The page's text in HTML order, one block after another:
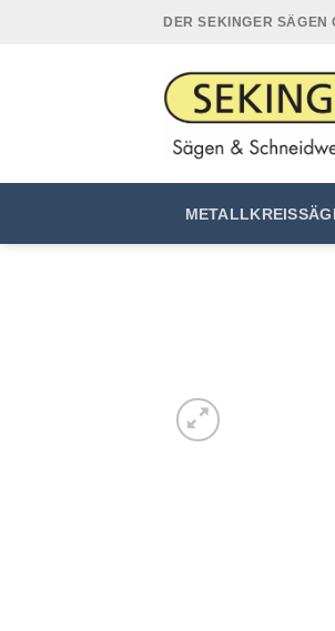
DER SEKINGER SÄGEN